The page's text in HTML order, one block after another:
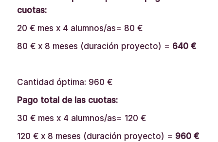
cuotas:
20 € mes x 4 alumnos/as= 80 €
80 € x 8 meses (duración proyecto) = 640 €
Cantidad óptima: 960 €
Pago total de las cuotas:
30 € mes x 4 alumnos/as= 120 €
120 € x 8 meses (duración proyecto) = 960 €